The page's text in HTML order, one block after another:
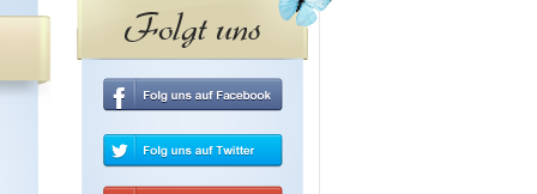
Folgt uns